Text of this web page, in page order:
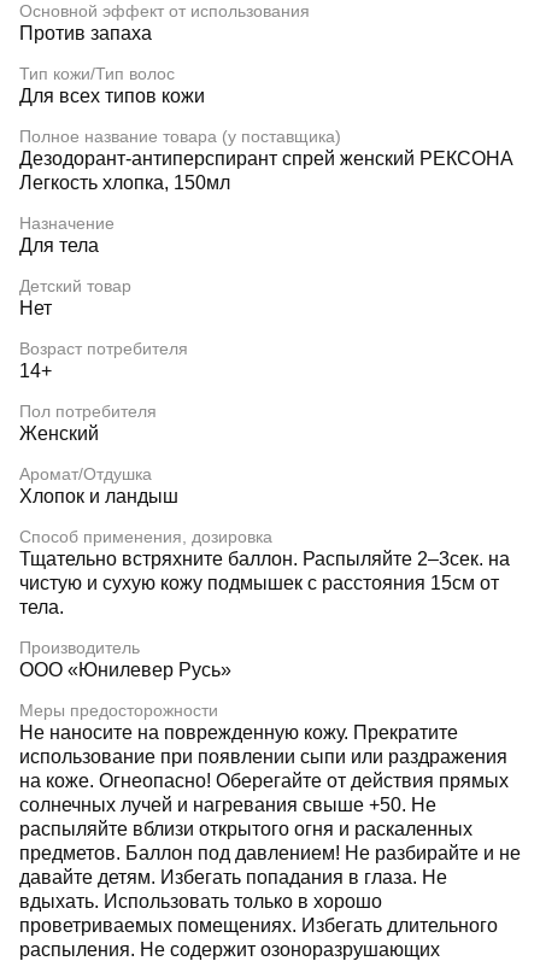
Основной эффект от использования
Против запаха
Тип кожи/Тип волос
Для всех типов кожи
Полное название товара (у поставщика)
Дезодорант-антиперспирант спрей женский РЕКСОНА
Легкость хлопка, 150мл
Назначение
Для тела
Детский товар
Нет
Возраст потребителя
14+
Пол потребителя
Женский
Аромат/Отдушка
Хлопок и ландыш
Способ применения, дозировка
Тщательно встряхните баллон. Распыляйте 2–3сек. на
чистую и сухую кожу подмышек с расстояния 15см от
тела.
Производитель
ООО «Юнилевер Русь»
Меры предосторожности
Не наносите на поврежденную кожу. Прекратите
использование при появлении сыпи или раздражения
на коже. Огнеопасно! Оберегайте от действия прямых
солнечных лучей и нагревания свыше +50. Не
распыляйте вблизи открытого огня и раскаленных
предметов. Баллон под давлением! Не разбирайте и не
давайте детям. Избегать попадания в глаза. Не
вдыхать. Использовать только в хорошо
проветриваемых помещениях. Избегать длительного
распыления. Не содержит озоноразрушающих